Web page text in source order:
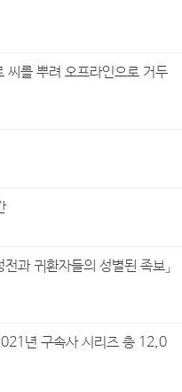
씨를 뿌려 오프라인으로 거두
과 귀환자들의 성별된 족보」
년 구속사 시리즈 총 12,0